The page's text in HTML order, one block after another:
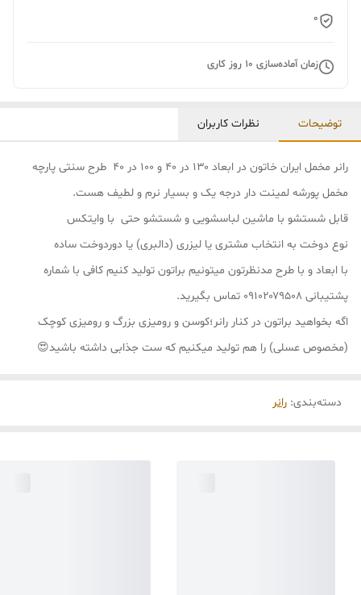
0
زمان آماده‌سازی 10 روز کاری
توضیحات نظرات کاربران
رانر مخمل ایران خاتون در ابعاد ۱۳۰ در ۴۰ و ۱۰۰ در ۴۰ طرح سنتی پارچه
مخمل پورشه لمینت دار درجه یک و بسیار نرم و لطیف هست.
قابل شستشو با ماشین لباسشویی و شستشو حتی با وایتکس
نوع دوخت به انتخاب مشتری یا لیزری (دالبری) یا دوردوخت ساده
با ابعاد و با طرح مدنظرتون میتونیم براتون تولید کنیم کافی با شماره
پشتیبانی ۰۹۱۰۲۰۷۹۵۰۸ تماس بگیرید.
اگه بخواهید براتون در کنار رانر؛کوسن و رومیزی بزرگ و رومیزی کوچک
(مخصوص عسلی) را هم تولید میکنیم که ست جذابی داشته باشید😍
دسته‌بندی: رانر